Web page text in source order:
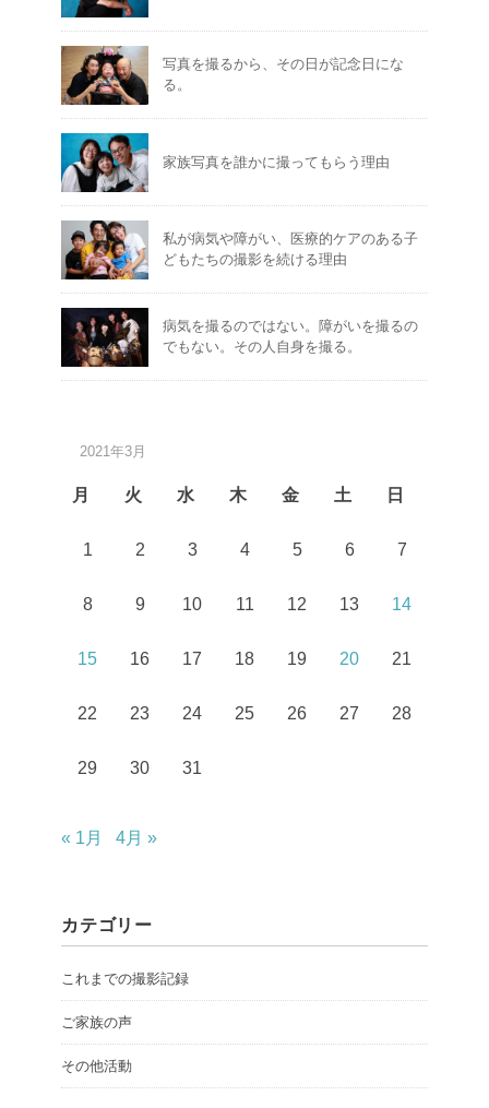
写真を撮るから、その日が記念日にな
る。
家族写真を誰かに撮ってもらう理由
私が病気や障がい、医療的ケアのある子
どもたちの撮影を続ける理由
病気を撮るのではない。障がいを撮るの
でもない。その人自身を撮る。
2021年3月
月 火 水 木 金 土 日
1 2 3 4 5 6 7
8 9 10 11 12 13 14
15 16 17 18 19 20 21
22 23 24 25 26 27 28
29 30 31
« 1月 4月 »
カテゴリー
これまでの撮影記録
ご家族の声
その他活動